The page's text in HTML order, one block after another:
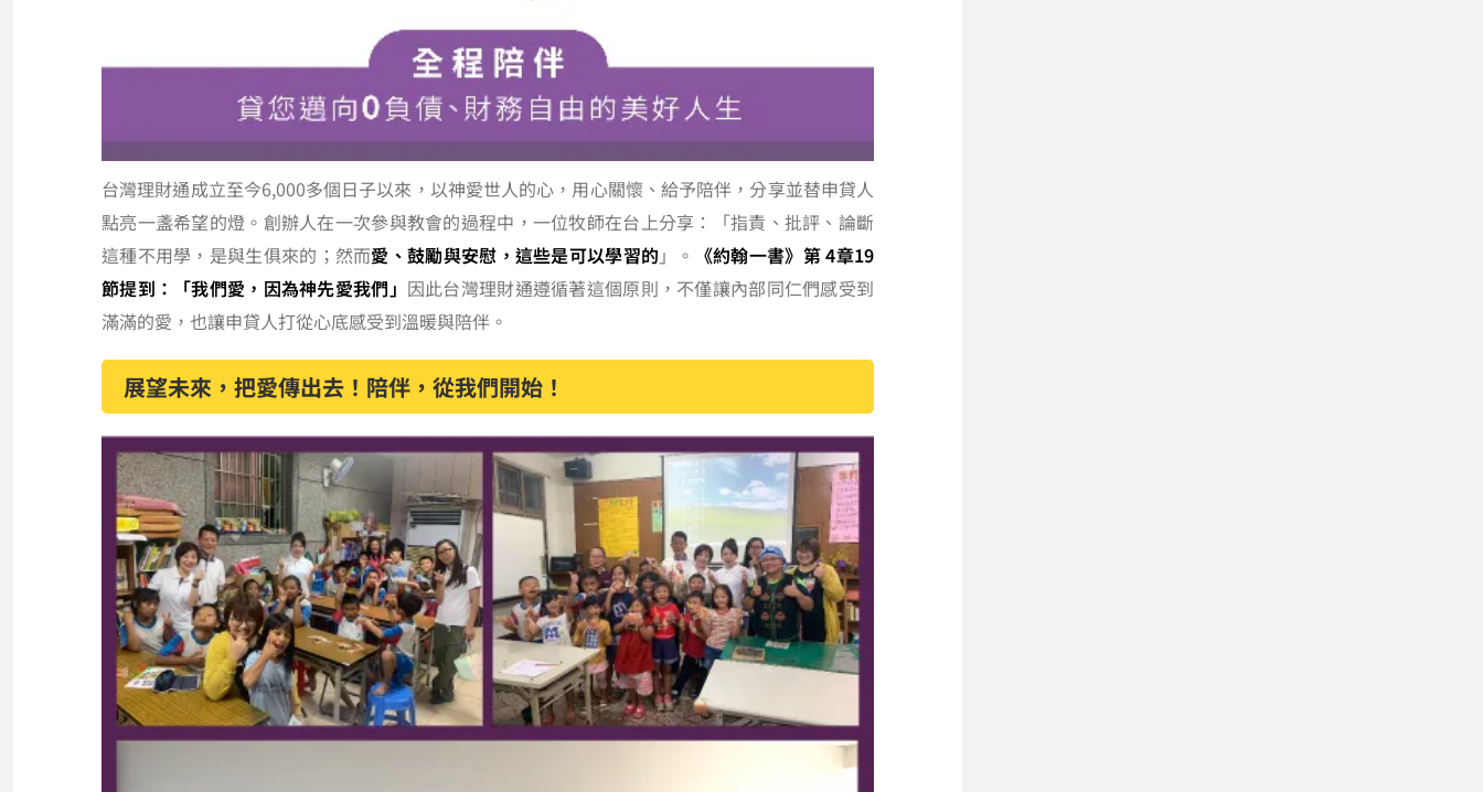
台灣理財通成立至今6,000多個日子以來，以神愛世人的心，用心關懷、給予陪伴，分享並替申貸人
點亮一盞希望的燈。創辦人在一次參與教會的過程中，一位牧師在台上分享：「指責、批評、論斷
這種不用學，是與生俱來的；然而愛、鼓勵與安慰，這些是可以學習的 」。 《約翰一書》‬第 ‭4章19
節提到：「我們愛，因為神先愛我們」 因此台灣理財通遵循著這個原則，不僅讓內部同仁們感受到
滿滿的愛，也讓申貸人打從心底感受到溫暖與陪伴。
展望未來，把愛傳出去！陪伴，從我們開始！